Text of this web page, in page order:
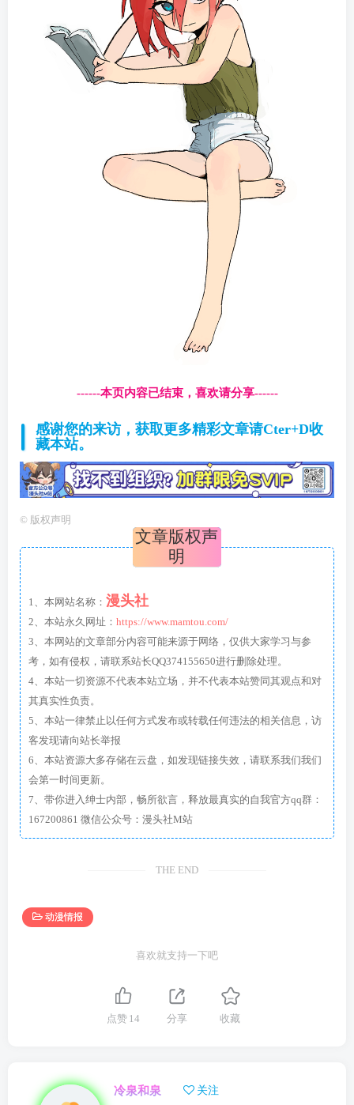
------本页内容已结束，喜欢请分享------
感谢您的来访，获取更多精彩文章请Cter+D收
藏本站。
© 版权声明
文章版权声
明
1、本网站名称： 漫头社
2、本站永久网址： https://www.mamtou.com/
3、本网站的文章部分内容可能来源于网络，仅供大家学习与参
考，如有侵权，请联系站长QQ374155650进行删除处理。
4、本站一切资源不代表本站立场，并不代表本站赞同其观点和对
其真实性负责。
5、本站一律禁止以任何方式发布或转载任何违法的相关信息，访
客发现请向站长举报
6、本站资源大多存储在云盘，如发现链接失效，请联系我们我们
会第一时间更新。
7、带你进入绅士内部，畅所欲言，释放最真实的自我官方qq群：
167200861 微信公众号：漫头社M站
THE END
动漫情报
喜欢就支持一下吧
点赞 14 分享 收藏
冷泉和泉 关注